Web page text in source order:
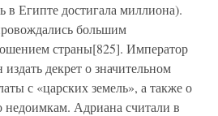
в Египте достигала миллиона).
большим
страны[825]. Император
декрет о значительном
с «царских земель», а также о
недоимкам. Адриана считали в